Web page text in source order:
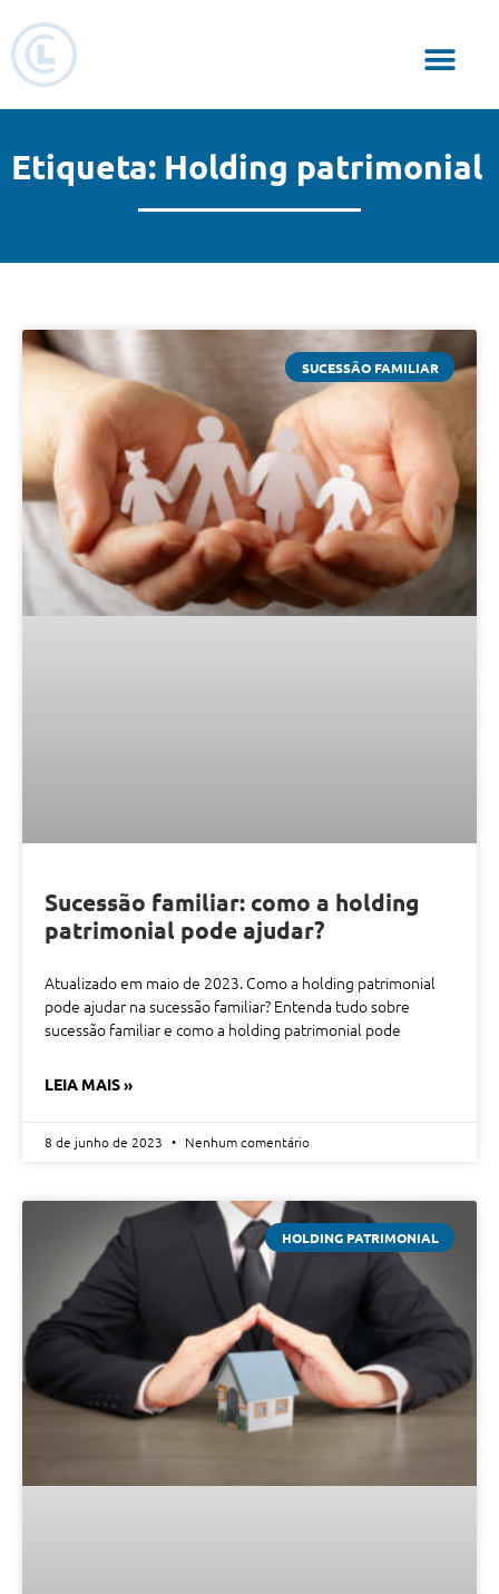
Etiqueta: Holding patrimonial
SUCESSÃO FAMILIAR
Sucessão familiar: como a holding
patrimonial pode ajudar?
Atualizado em maio de 2023. Como a holding patrimonial
pode ajudar na sucessão familiar? Entenda tudo sobre
sucessão familiar e como a holding patrimonial pode
LEIA MAIS »
8 de junho de 2023 Nenhum comentário
HOLDING PATRIMONIAL